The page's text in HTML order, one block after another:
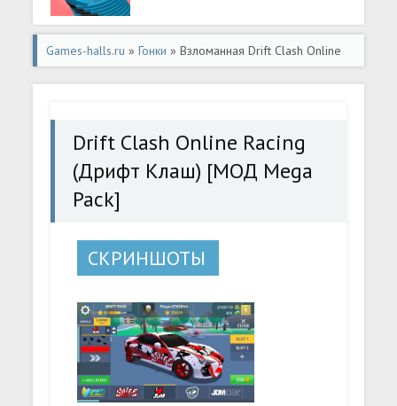
Games-halls.ru »Гонки » Взломанная Drift Clash Online
Racing (Дрифт Клаш) [МОД Mega Pack] - полная версия
Drift Clash Online Racing
(Дрифт Клаш) [МОД Mega
Pack]
СКРИНШОТЫ